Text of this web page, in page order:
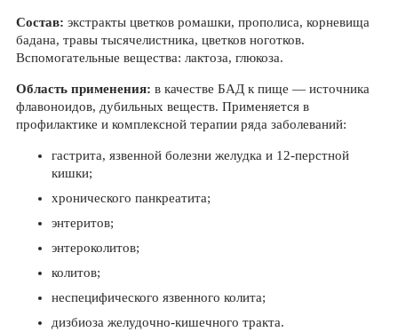
Состав: экстракты цветков ромашки, прополиса, корневища
бадана, травы тысячелистника, цветков ноготков.
Вспомогательные вещества: лактоза, глюкоза.
Область применения: в качестве БАД к пище — источника
флавоноидов, дубильных веществ. Применяется в
профилактике и комплексной терапии ряда заболеваний:
гастрита, язвенной болезни желудка и 12-перстной
кишки;
хронического панкреатита;
энтеритов;
энтероколитов;
колитов;
неспецифического язвенного колита;
дизбиоза желудочно-кишечного тракта.